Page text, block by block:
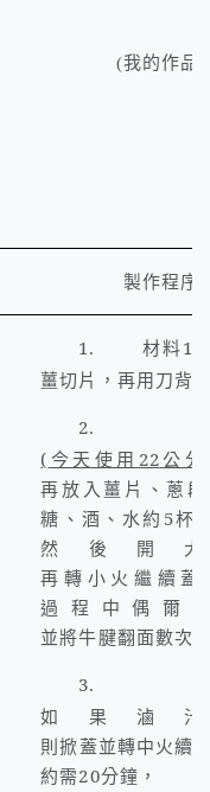
(我的作品
製作程序
1. 材料
薑切片，再用刀背
2.
( 今天使用 22 公
再放入薑片、蔥
糖、酒、水約 5杯
然後開
再轉小火繼續蓋
過程中偶爾
並將牛腱翻面數次
3.
如果滷
則掀蓋並轉中火續
約需20分鐘，